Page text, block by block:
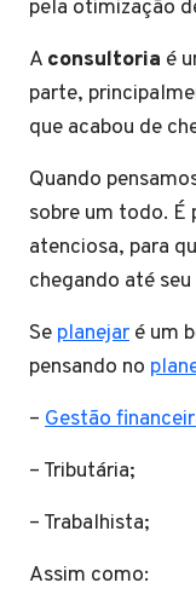
pela otimização
A consultoria é
parte,
que acabou de
Quando
sobre um todo. É
atenciosa, para
chegando até
Se planejar é um
pensando no
– Gestão
– Tributária;
– Trabalhista;
Assim como: